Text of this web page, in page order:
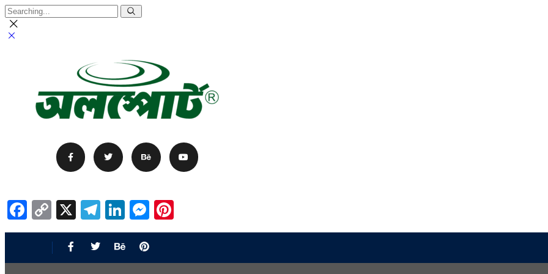
Facebook
Copy
Link
X Telegram
LinkedIn
Messenger